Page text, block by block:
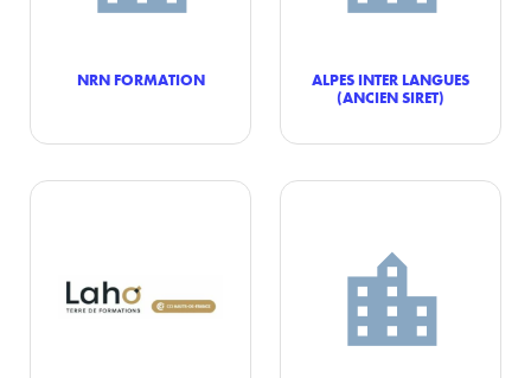
NRN FORMATION
ALPES INTER LANGUES
(ANCIEN SIRET)